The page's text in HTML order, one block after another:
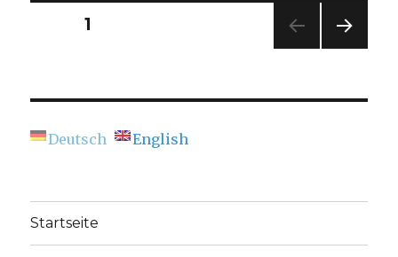
German
Perspective
Posts
PAGE1
Deutsch English
Startseite